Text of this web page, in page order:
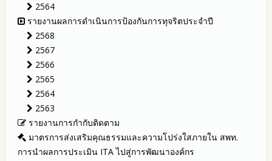
รายงานผลปี 2564
คู่มือหรือแนวทางการปฏิบัติงานของเจ้าหน้าที่
คู่มือหรือแนวทางการขอรับบริการสำหรับผู้รับบริการหรือผู้มา
ติดต่อ
ระบบการให้บริการผ่านช่องทางออนไลน์ (E-Service)
My Office
My School
SL-WEB
BRSS
ACC Tak2
2564
รายงานผลการดำเนินการป้องกันการทุจริตประจำปี
2568
2567
2566
2565
2564
2563
รายงานการกำกับติดตาม
มาตรการส่งเสริมคุณธรรมและความโปร่งใสภายใน สพท.
การนำผลการประเมิน ITA ไปสู่การพัฒนาองค์กร